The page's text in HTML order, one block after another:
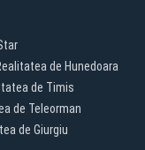
de Hunedoara
de Timis
de Teleorman
de Giurgiu